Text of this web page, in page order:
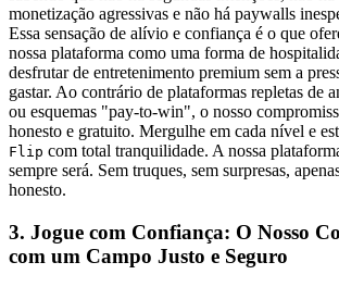
monetização agressivas e não há paywalls
Essa sensação de alívio e confiança é o que
nossa plataforma como uma forma de
desfrutar de entretenimento premium sem a
gastar. Ao contrário de plataformas repletas de
ou esquemas "pay-to-win", o nosso
honesto e gratuito. Mergulhe em cada nível e
Flip com total tranquilidade. A nossa
sempre será. Sem truques, sem surpresas,
honesto.
3. Jogue com Confiança: O Nosso
com um Campo Justo e Seguro